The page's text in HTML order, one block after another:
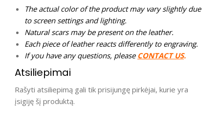
The actual color of the product may vary slightly due
to screen settings and lighting.
Natural scars may be present on the leather.
Each piece of leather reacts differently to engraving.
If you have any questions, please CONTACT US.
Atsiliepimai
Rašyti atsiliepimą gali tik prisijungę pirkėjai, kurie yra
įsigiję šį produktą.